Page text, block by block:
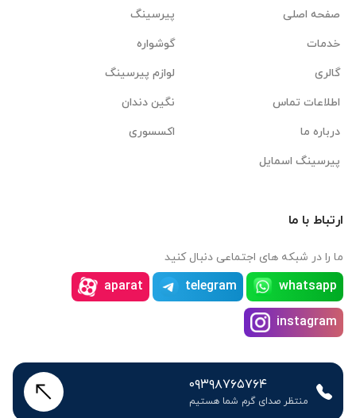
صفحه اصلی
خدمات
گالری
اطلاعات تماس
درباره ما
پیرسینگ اسمایل
پیرسینگ
گوشواره
لوازم پیرسینگ
نگین دندان
اکسسوری
ارتباط با ما
ما را در شبکه های اجتماعی دنبال کنید
whatsapp
telegram
aparat
instagram
۰۹۳۹۸۷۶۵۷۶۴
منتظر صدای گرم شما هستیم